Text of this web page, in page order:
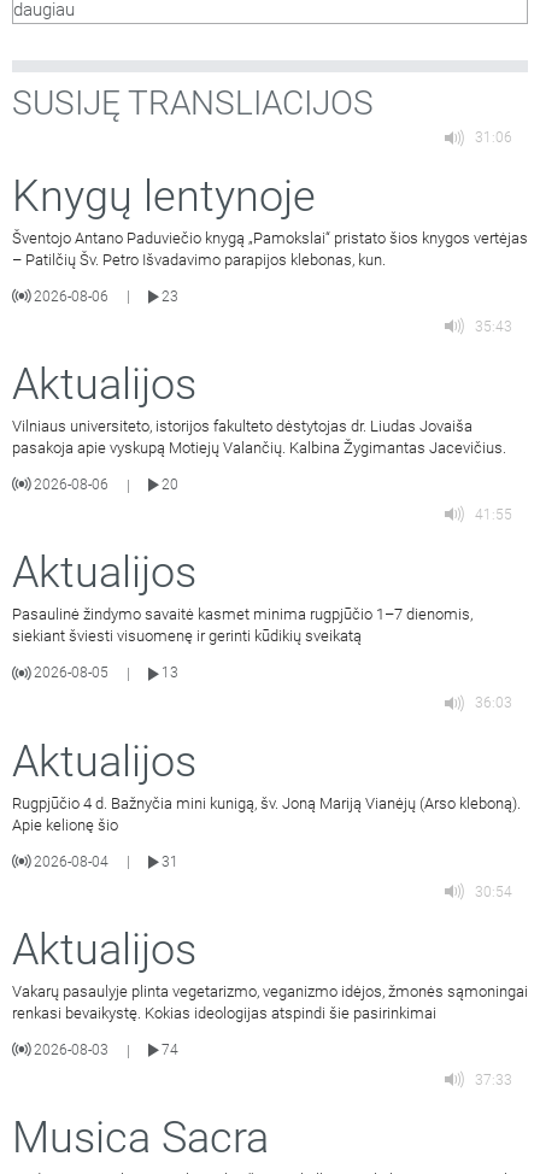
daugiau
SUSIJĘ TRANSLIACIJOS
31:06
Knygų lentynoje
Šventojo Antano Paduviečio knygą „Pamokslai“ pristato šios knygos vertėjas
– Patilčių Šv. Petro Išvadavimo parapijos klebonas, kun.
2026-08-06
23
35:43
Aktualijos
Vilniaus universiteto, istorijos fakulteto dėstytojas dr. Liudas Jovaiša
pasakoja apie vyskupą Motiejų Valančių. Kalbina Žygimantas Jacevičius.
2026-08-06 |
20
41:55
Aktualijos
Pasaulinė žindymo savaitė kasmet minima rugpjūčio 1–7 dienomis,
siekiant šviesti visuomenę ir gerinti kūdikių sveikatą
2026-08-05
13
36:03
Aktualijos
Rugpjūčio 4 d. Bažnyčia mini kunigą, šv. Joną Mariją Vianėjų (Arso kleboną).
Apie kelionę šio
2026-08-04
31
30:54
Aktualijos
Vakarų pasaulyje plinta vegetarizmo, veganizmo idėjos, žmonės sąmoningai
renkasi bevaikystę. Kokias ideologijas atspindi šie pasirinkimai
2026-08-03 |
74
37:33
Musica Sacra